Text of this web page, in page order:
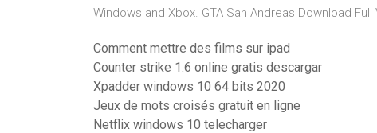
Windows and Xbox. GTA San Andreas Download
Comment mettre des films sur ipad
Counter strike 1.6 online gratis descargar
Xpadder windows 10 64 bits 2020
Jeux de mots croisés gratuit en ligne
Netflix windows 10 telecharger